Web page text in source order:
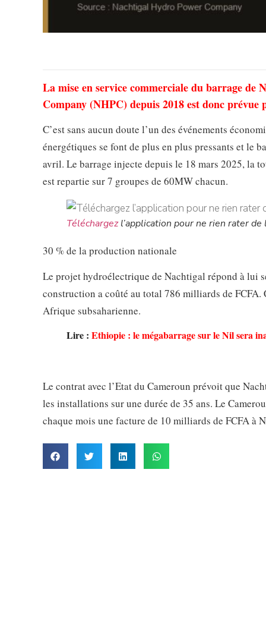
La mise en service commerciale du barrage de
Company (NHPC) depuis 2018 est donc prévue
C’est sans aucun doute l’un des événements
énergétiques se font de plus en plus pressants et le
avril. Le barrage injecte depuis le 18 mars 2025, la
est repartie sur 7 groupes de 60MW chacun.
Téléchargezl’application pour ne rien rater de
30 % de la production nationale
Le projet hydroélectrique de Nachtigal répond à lui
construction a coûté au total 786 milliards de
Afrique subsaharienne.
Lire : Ethiopie : le mégabarrage sur le Nil sera
Le contrat avec l’Etat du Cameroun prévoit que
les installations sur une durée de 35 ans. Le
chaque mois une facture de 10 milliards de FCFA à